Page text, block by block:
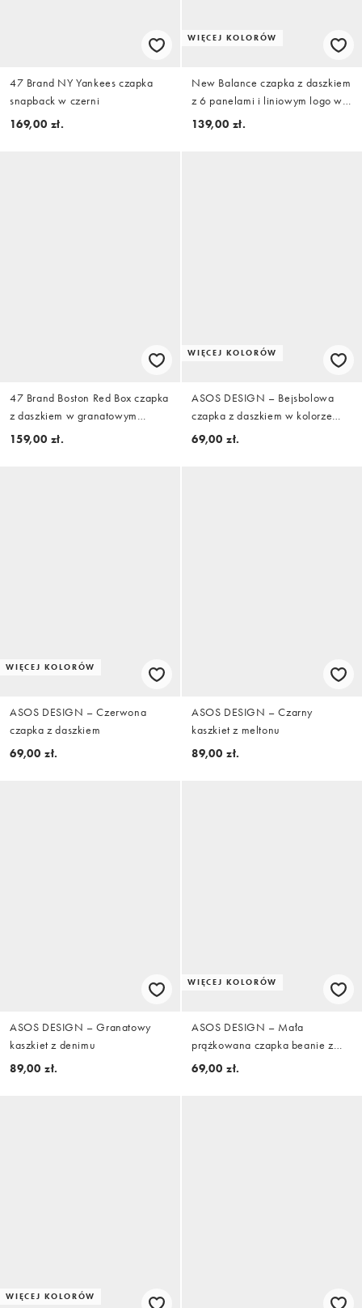
47 Brand NY Yankees czapka
snapback w czerni
169,00 zł.
WIĘCEJ KOLORÓW
New Balance czapka z daszkiem
z 6 panelami i liniowym logo w
beżowym kolorze
139,00 zł.
47 Brand Boston Red Box czapka
z daszkiem w granatowym
kolorze
159,00 zł.
WIĘCEJ KOLORÓW
ASOS DESIGN – Bejsbolowa
czapka z daszkiem w kolorze
niebieskim
69,00 zł.
WIĘCEJ KOLORÓW
ASOS DESIGN – Czerwona
czapka z daszkiem
69,00 zł.
ASOS DESIGN – Czarny
kaszkiet z meltonu
89,00 zł.
ASOS DESIGN – Granatowy
kaszkiet z denimu
89,00 zł.
WIĘCEJ KOLORÓW
ASOS DESIGN – Mała
prążkowana czapka beanie z
dzianiny o splocie angielskim w
69,00 zł.
WIĘCEJ KOLORÓW